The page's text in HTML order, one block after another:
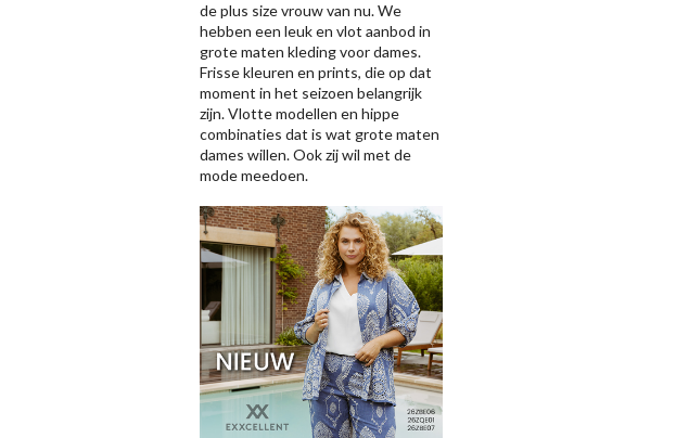
de plus size vrouw van nu. We
hebben een leuk en vlot aanbod in
grote maten kleding voor dames.
Frisse kleuren en prints, die op dat
moment in het seizoen belangrijk
zijn. Vlotte modellen en hippe
combinaties dat is wat grote maten
dames willen. Ook zij wil met de
mode meedoen.